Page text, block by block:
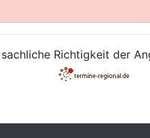
Richtigkeit der